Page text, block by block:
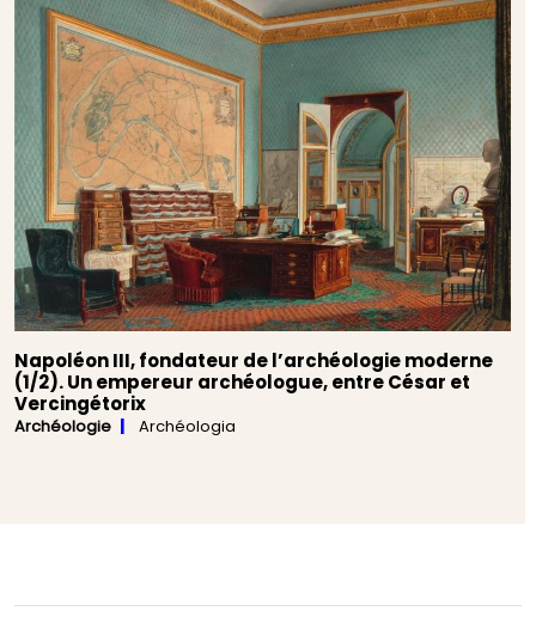
Napoléon III, fondateur de l’archéologie moderne
(1/2). Un empereur archéologue, entre César et
Vercingétorix
Archéologie Archéologia